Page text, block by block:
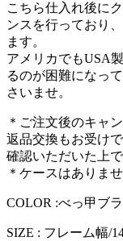
こちら仕入れ後に
ンスを行っており
ます。
アメリカでもUSA
るのが困難になっ
さいませ。
＊ご注文後のキャ
返品交換もお受け
確認いただいた上
＊ケースはありませ
COLOR :べっ甲ブ
SIZE : フレーム幅/